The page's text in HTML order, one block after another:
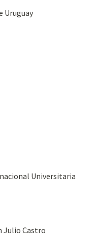
Uruguay
Universitaria
Julio Castro